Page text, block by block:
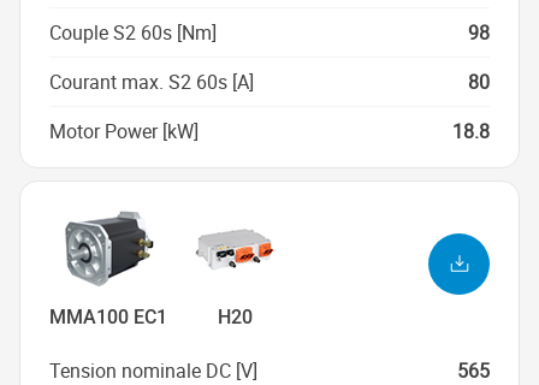
Couple S2 60s [Nm]
98
Courant max. S2 60s [A]
80
Motor Power [kW]
18.8
MMA100 EC1 H20
Tension nominale DC [V]
565